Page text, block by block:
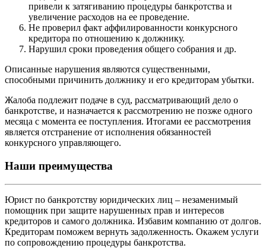
привели к затягиванию процедуры банкротства и
увеличение расходов на ее проведение.
Не проверил факт аффилированности конкурсного
кредитора по отношению к должнику.
Нарушил сроки проведения общего собрания и др.
Описанные нарушения являются существенными,
способными причинить должнику и его кредиторам убытки.
Жалоба подлежит подаче в суд, рассматривающий дело о
банкротстве, и назначается к рассмотрению не позже одного
месяца с момента ее поступления. Итогами ее рассмотрения
является отстранение от исполнения обязанностей
конкурсного управляющего.
Наши преимущества
Юрист по банкротству юридических лиц – незаменимый
помощник при защите нарушенных прав и интересов
кредиторов и самого должника. Избавим компанию от долгов.
Кредиторам поможем вернуть задолженность. Окажем услуги
по сопровождению процедуры банкротства.